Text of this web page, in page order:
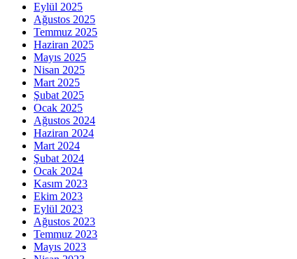
Eylül 2025
Ağustos 2025
Temmuz 2025
Haziran 2025
Mayıs 2025
Nisan 2025
Mart 2025
Şubat 2025
Ocak 2025
Ağustos 2024
Haziran 2024
Mart 2024
Şubat 2024
Ocak 2024
Kasım 2023
Ekim 2023
Eylül 2023
Ağustos 2023
Temmuz 2023
Mayıs 2023